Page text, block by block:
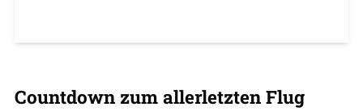
Countdown zum allerletzten Flug